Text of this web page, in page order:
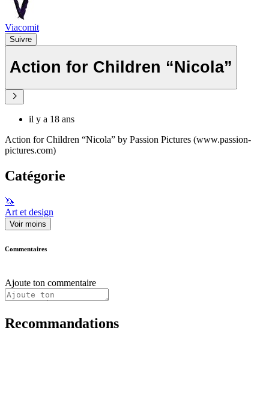
Viacomit
Suivre
Action for Children “Nicola”
il y a 18 ans
Action for Children “Nicola” by Passion Pictures (www.passion-
pictures.com)
Catégorie
🦄
Art et design
Voir moins
Commentaires
Ajoute ton commentaire
Recommandations